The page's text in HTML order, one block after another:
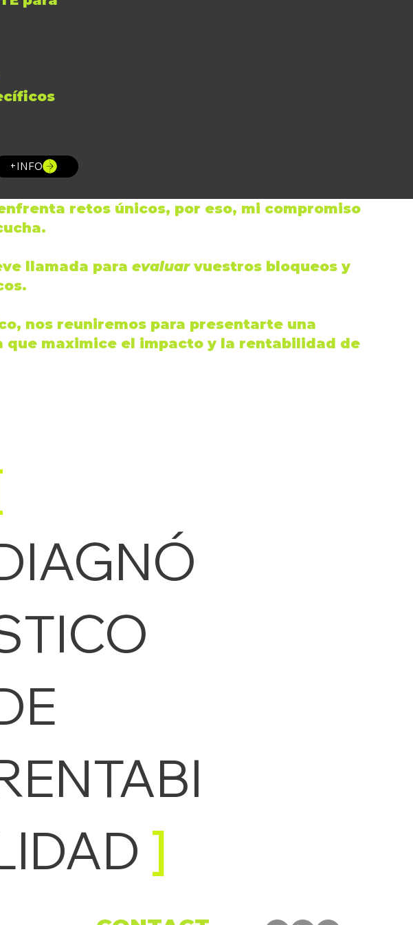
+INFO
retos únicos, por eso, mi compromiso
.
llamada para evaluar vuestros bloqueos y
.
nos reuniremos para presentarte una
que maximice el impacto y la rentabilidad de
]